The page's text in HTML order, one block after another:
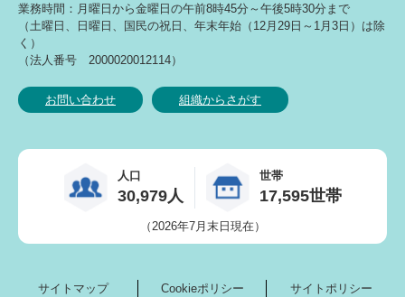
業務時間：月曜日から金曜日の午前8時45分～午後5時30分まで
（土曜日、日曜日、国民の祝日、年末年始（12月29日～1月3日）は除
く）
（法人番号 2000020012114）
お問い合わせ 組織からさがす
人口
30,979人
世帯
17,595世帯
（2026年7月末日現在）
サイトマップ Cookieポリシー サイトポリシー